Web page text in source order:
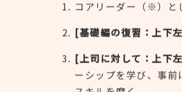
コアリーダー（※）と
[基礎編の復習：上下
[上司に対して：上下
ーシップを学び、事